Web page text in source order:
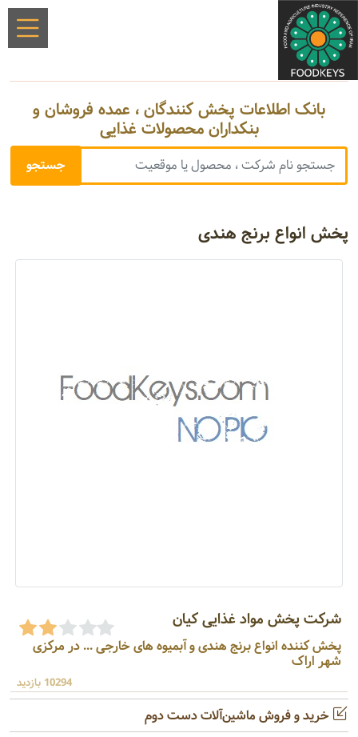
بانک اطلاعات پخش کنندگان ، عمده فروشان و
بنکداران محصولات غذایی
پخش انواع برنج هندی
شرکت پخش مواد غذایی کیان
پخش کننده انواع برنج هندی و آبمیوه های خارجی ... در مرکزی
شهر اراک
10294 بازدید
خرید و فروش ماشین‌آلات دست دوم